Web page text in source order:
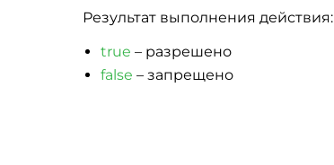
Результат выполнения действия:
true – разрешено
false – запрещено